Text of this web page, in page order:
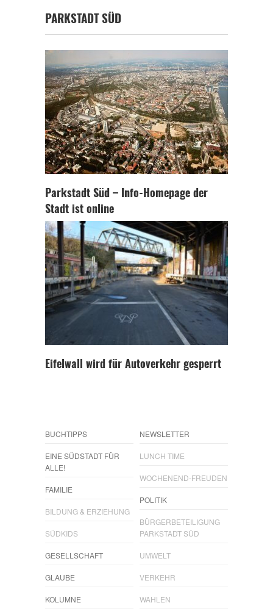
PARKSTADT SÜD
Parkstadt Süd – Info-Homepage der
Stadt ist online
Eifelwall wird für Autoverkehr gesperrt
BUCHTIPPS
EINE SÜDSTADT FÜR
ALLE!
FAMILIE
BILDUNG & ERZIEHUNG
SÜDKIDS
GESELLSCHAFT
GLAUBE
KOLUMNE
NEWSLETTER
LUNCH TIME
WOCHENEND-FREUDEN
POLITIK
BÜRGERBETEILIGUNG
PARKSTADT SÜD
UMWELT
VERKEHR
WAHLEN